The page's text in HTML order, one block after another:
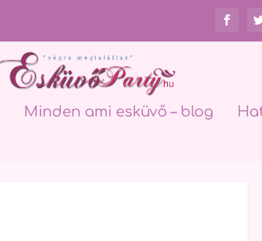
Minden ami esküvő – blog